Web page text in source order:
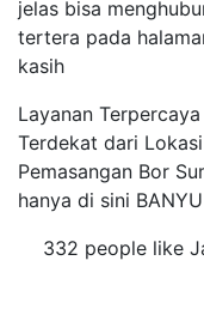
jelas bisa
tertera pada
kasih
Layanan
Terdekat dari
Pemasangan Bor
hanya di sini BANYU
332 people like